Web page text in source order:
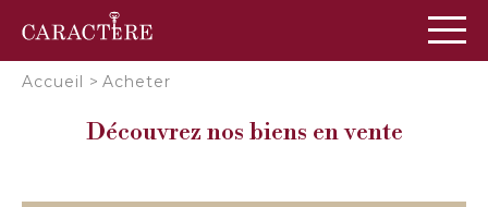
Accueil > Acheter
Découvrez nos biens en vente
Panneau de gestion des cookies